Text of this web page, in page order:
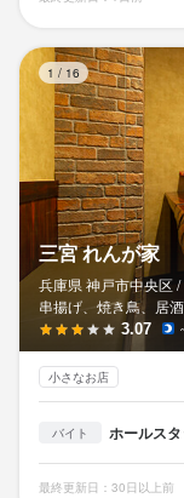
1 / 16
三宮 れんが家
兵庫県 神戸市中央区 /
串揚げ、焼き鳥、居
3.07
小さなお店
バイト ホールス
最終更新日：30日以上前